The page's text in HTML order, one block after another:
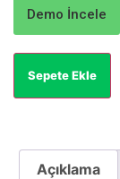
Demo İncele
Sepete Ekle
Açıklama